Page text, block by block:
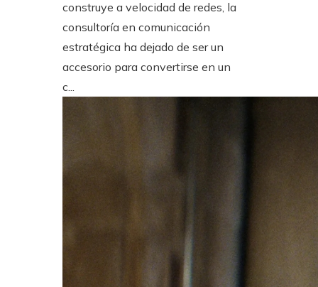
construye a velocidad de redes, la
consultoría en comunicación
estratégica ha dejado de ser un
accesorio para convertirse en un
c...